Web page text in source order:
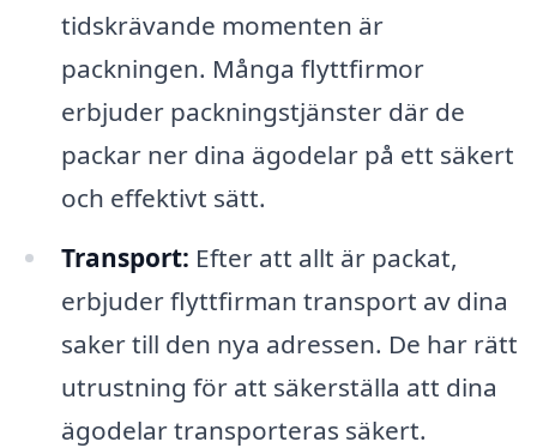
tidskrävande momenten är
packningen. Många flyttfirmor
erbjuder packningstjänster där de
packar ner dina ägodelar på ett säkert
och effektivt sätt.
Transport: Efter att allt är packat,
erbjuder flyttfirman transport av dina
saker till den nya adressen. De har rätt
utrustning för att säkerställa att dina
ägodelar transporteras säkert.